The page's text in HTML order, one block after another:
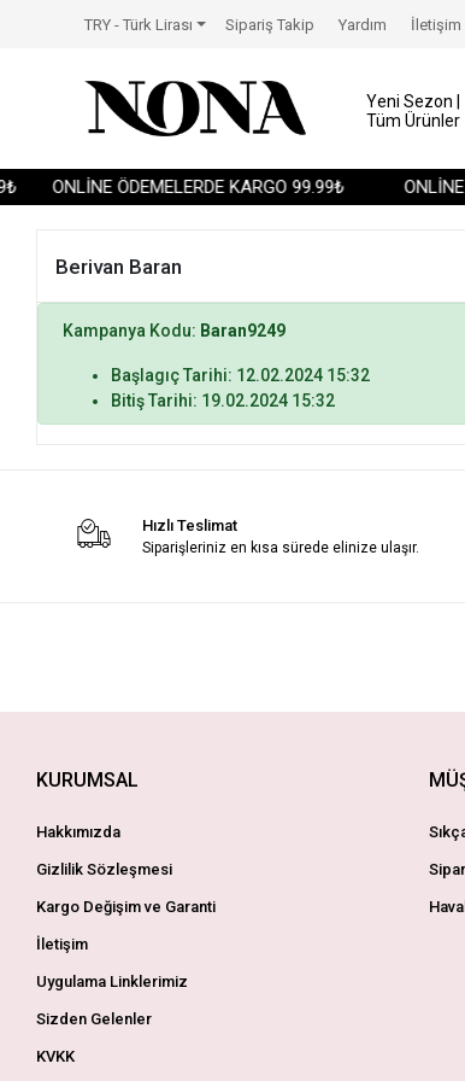
ONLİNE ÖDEMELERDE KARGO 99.99₺
TRY - Türk Lirası Sipariş Takip Yardım İletişim
Yeni Sezon |
Tüm Ürünler
Berivan Baran
Kampanya Kodu: Baran9249
Başlagıç Tarihi: 12.02.2024 15:32
Bitiş Tarihi: 19.02.2024 15:32
Hızlı Teslimat
Siparişleriniz en kısa sürede elinize ulaşır.
KURUMSAL
Hakkımızda
Gizlilik Sözleşmesi
Kargo Değişim ve Garanti
İletişim
Uygulama Linklerimiz
Sizden Gelenler
KVKK